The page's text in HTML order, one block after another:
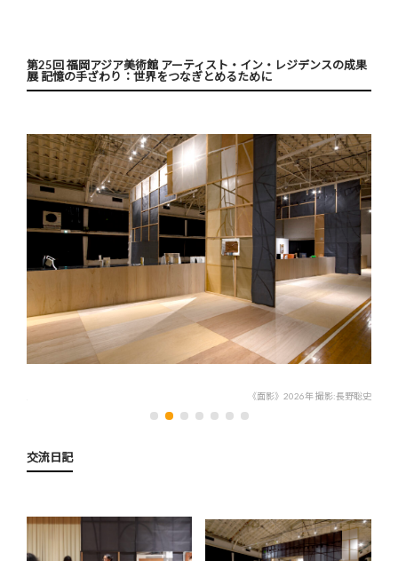
第25回 福岡アジア美術館 アーティスト・イン・レジデンスの成果
展 記憶の手ざわり：世界をつなぎとめるために
《面影》2026年 撮影:長野聡史
交流日記